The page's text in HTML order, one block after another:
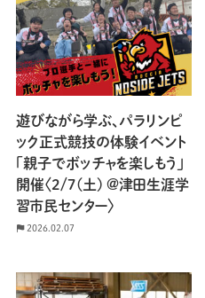
遊びながら学ぶ、パラリンピ
ック正式競技の体験イベント
「親子でボッチャを楽しもう」
開催〈2/7(土) @津田生涯学
習市民センター〉
2026.02.07